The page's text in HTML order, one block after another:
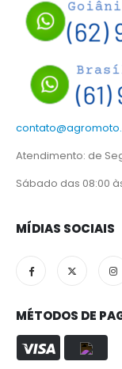
Atendimento: de
Sábado das 08:00
MÍDIAS SOCIAIS
MÉTODOS DE